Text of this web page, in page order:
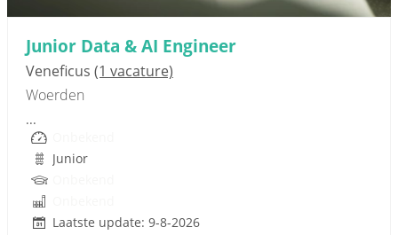
Junior Data & AI Engineer
Veneficus (1 vacature)
Woerden
...
Junior
Laatste update: 9-8-2026